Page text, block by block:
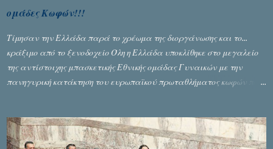
ομάδες Κωφών!!!
Τίμησαν την Ελλάδα παρά το χρέωμα της διοργάνωσης και το...
κράξιμο από το ξενοδοχείο Όλη η Ελλάδα υποκλίθηκε στο μεγαλείο
της αντίστοιχης μπασκετικής Εθνικής ομάδας Γυναικών με την
πανηγυρική κατάκτηση του ευρωπαϊκού πρωταθλήματος κωφών που
Ζέρβα με την πορεία τους που ολοκληρώθηκε με τη νίκη τους στον
τελικό επί της Λιθουανίας, υπάρχουν και τα δυσάρεστα. Τα πολύ